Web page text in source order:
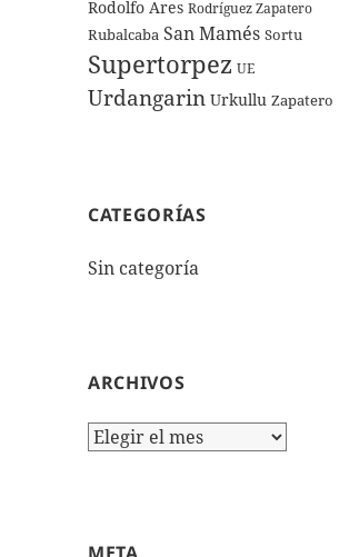
Rodolfo Ares Rodríguez Zapatero
Rubalcaba San Mamés Sortu
Supertorpez UE
Urdangarin Urkullu Zapatero
CATEGORÍAS
Sin categoría
ARCHIVOS
Archivos